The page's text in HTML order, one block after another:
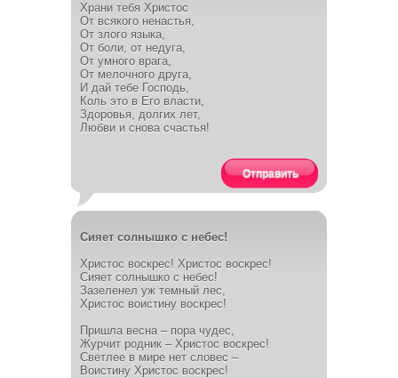
Храни тебя Христос
От всякого ненастья,
От злого языка,
От боли, от недуга,
От умного врага,
От мелочного друга,
И дай тебе Господь,
Коль это в Его власти,
Здоровья, долгих лет,
Любви и снова счастья!
Отправить
Сияет солнышко с небес!
Христос воскрес! Христос воскрес!
Сияет солнышко с небес!
Зазеленел уж темный лес,
Христос воистину воскрес!
Пришла весна – пора чудес,
Журчит родник – Христос воскрес!
Светлее в мире нет словес –
Воистину Христос воскрес!